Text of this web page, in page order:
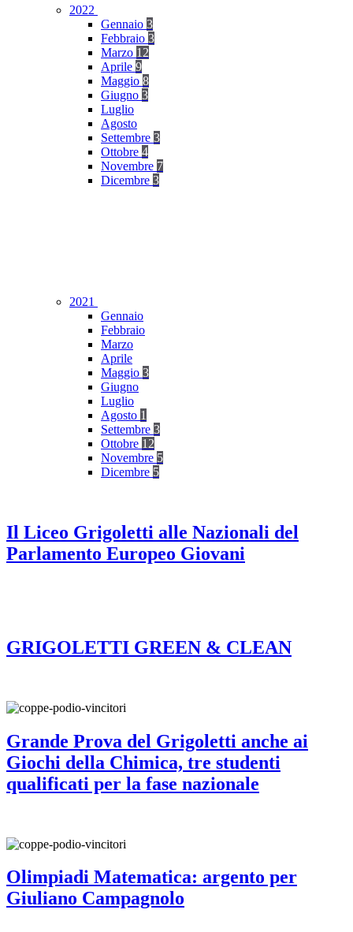
2022
Gennaio 3
Febbraio 3
Marzo 12
Aprile 9
Maggio 8
Giugno 3
Luglio
Agosto
Settembre 3
Ottobre 4
Novembre 7
Dicembre 3
2021
Gennaio
Febbraio
Marzo
Aprile
Maggio 3
Giugno
Luglio
Agosto 1
Settembre 3
Ottobre 12
Novembre 5
Dicembre 5
Il Liceo Grigoletti alle Nazionali del
Parlamento Europeo Giovani
GRIGOLETTI GREEN & CLEAN
Grande Prova del Grigoletti anche ai
Giochi della Chimica, tre studenti
qualificati per la fase nazionale
Olimpiadi Matematica: argento per
Giuliano Campagnolo